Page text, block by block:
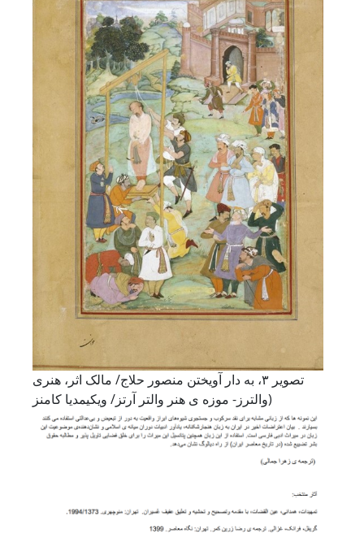
تصویر ۳، به دار آویختن منصور حلاج/ مالک اثر، هنری
والترز- موزه ی هنر والتر آرتز/ ویکیمدیا کامنز)